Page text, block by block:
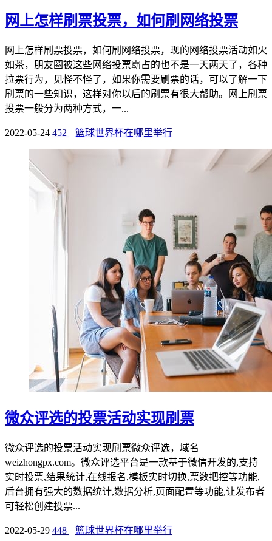
网上怎样刷票投票，如何刷网络投票
网上怎样刷票投票，如何刷网络投票，现的网络投票活动如火
如茶，朋友圈被这些网络投票霸占的也不是一天两天了，各种
拉票行为，见怪不怪了，如果你需要刷票的话，可以了解一下
刷票的一些知识，这样对你以后的刷票有很大帮助。网上刷票
投票一般分为两种方式，一...
2022-05-24 452 篮球世界杯在哪里举行
微众评选的投票活动实现刷票
微众评选的投票活动实现刷票微众评选，域名
weizhongpx.com。微众评选平台是一款基于微信开发的,支持
实时投票,结果统计,在线报名,模板实时切换,票数把控等功能,
后台拥有强大的数据统计,数据分析,页面配置等功能,让发布者
可轻松创建投票...
2022-05-29 448 篮球世界杯在哪里举行